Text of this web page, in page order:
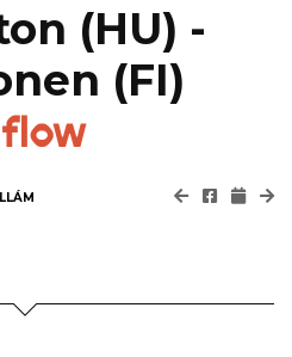
(HU) -
(FI)